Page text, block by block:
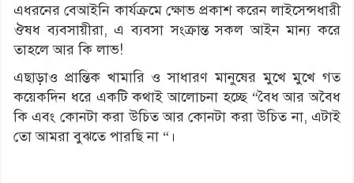
এধরনের বেআইনি কার্যক্রমে ক্ষোভ প্রকাশ করেন লাইসেন্সধারী
ঔষধ ব্যবসায়ীরা, এ ব্যবসা সংক্রান্ত সকল আইন মান্য করে
তাহলে আর কি লাভ!
এছাড়াও প্রান্তিক খামারি ও সাধারণ মানুষের মুখে মুখে গত
কয়েকদিন ধরে একটি কথাই আলোচনা হচ্ছে “বৈধ আর অবৈধ
কি এবং কোনটা করা উচিত আর কোনটা করা উচিত না, এটাই
তো আমরা বুঝতে পারছি না “।